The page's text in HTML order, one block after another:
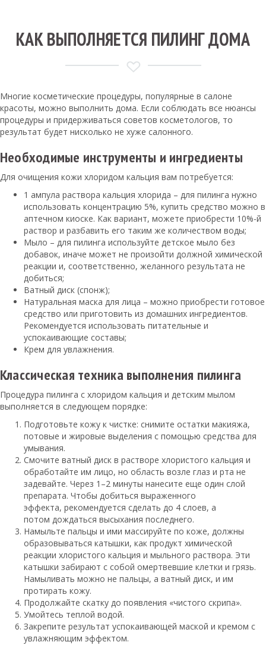
КАК ВЫПОЛНЯЕТСЯ ПИЛИНГ ДОМА
Многие косметические процедуры, популярные в салоне
красоты, можно выполнить дома. Если соблюдать все нюансы
процедуры и придерживаться советов косметологов, то
результат будет нисколько не хуже салонного.
Необходимые инструменты и ингредиенты
Для очищения кожи хлоридом кальция вам потребуется:
1 ампула раствора кальция хлорида – для пилинга нужно
использовать концентрацию 5%, купить средство можно в
аптечном киоске. Как вариант, можете приобрести 10%-й
раствор и разбавить его таким же количеством воды;
Мыло – для пилинга используйте детское мыло без
добавок, иначе может не произойти должной химической
реакции и, соответственно, желанного результата не
добиться;
Ватный диск (спонж);
Натуральная маска для лица – можно приобрести готовое
средство или приготовить из домашних ингредиентов.
Рекомендуется использовать питательные и
успокаивающие составы;
Крем для увлажнения.
Классическая техника выполнения пилинга
Процедура пилинга с хлоридом кальция и детским мылом
выполняется в следующем порядке:
Подготовьте кожу к чистке: снимите остатки макияжа,
потовые и жировые выделения с помощью средства для
умывания.
Смочите ватный диск в растворе хлористого кальция и
обработайте им лицо, но область возле глаз и рта не
задевайте. Через 1–2 минуты нанесите еще один слой
препарата. Чтобы добиться выраженного
эффекта, рекомендуется сделать до 4 слоев, а
потом дождаться высыхания последнего.
Намыльте пальцы и ими массируйте по коже, должны
образовываться катышки, как продукт химической
реакции хлористого кальция и мыльного раствора. Эти
катышки забирают с собой омертвевшие клетки и грязь.
Намыливать можно не пальцы, а ватный диск, и им
протирать кожу.
Продолжайте скатку до появления «чистого скрипа».
Умойтесь теплой водой.
Закрепите результат успокаивающей маской и кремом с
увлажняющим эффектом.